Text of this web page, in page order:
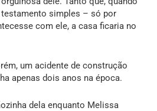
simples – só por
com ele, a casa ficaria no
um acidente de construção
apenas dois anos na época.
dela enquanto Melissa